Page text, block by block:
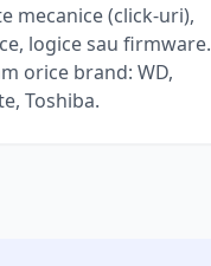
mecanice (click-uri),
logice sau firmware.
orice brand: WD,
Toshiba.